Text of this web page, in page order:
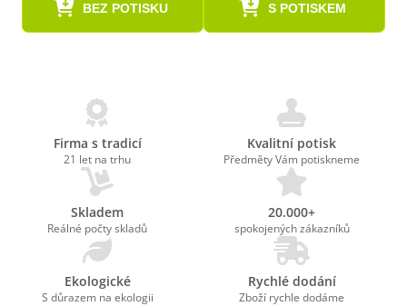
BEZ POTISKU S POTISKEM
Firma s tradicí
21 let na trhu
Kvalitní potisk
Předměty Vám potiskneme
Skladem
Reálné počty skladů
20.000+
spokojených zákazníků
Ekologické
S důrazem na ekologii
Rychlé dodání
Zboží rychle dodáme